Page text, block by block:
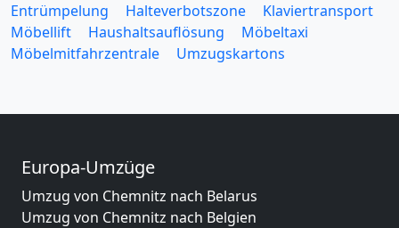
Entrümpelung
Halteverbotszone
Klaviertransport
Möbellift
Haushaltsauflösung
Möbeltaxi
Möbelmitfahrzentrale
Umzugskartons
Europa-Umzüge
Umzug von Chemnitz nach Belarus
Umzug von Chemnitz nach Belgien